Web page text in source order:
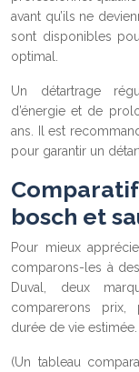
avant qu’ils ne
sont disponibles
optimal.
Un détartrage
d’énergie et de
ans. Il est
pour garantir un
bosch et
Pour mieux
comparons-les à
Duval, deux
comparerons prix,
durée de vie estimée.
(Un tableau